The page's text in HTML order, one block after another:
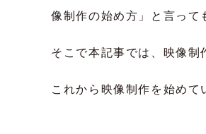
像制作の始め方」と言って
そこで本記事では、映像制
これから映像制作を始めて